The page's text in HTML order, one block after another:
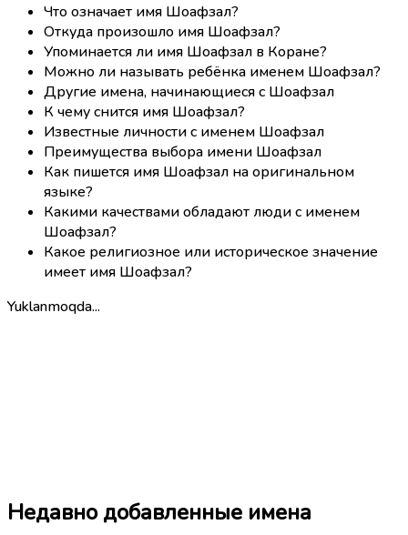
Что означает имя Шоафзал?
Откуда произошло имя Шоафзал?
Упоминается ли имя Шоафзал в Коране?
Можно ли называть ребёнка именем Шоафзал?
Другие имена, начинающиеся с Шоафзал
К чему снится имя Шоафзал?
Известные личности с именем Шоафзал
Преимущества выбора имени Шоафзал
Как пишется имя Шоафзал на оригинальном
языке?
Какими качествами обладают люди с именем
Шоафзал?
Какое религиозное или историческое значение
имеет имя Шоафзал?
Yuklanmoqda...
Недавно добавленные имена